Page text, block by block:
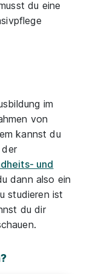
du eine
im
von
kannst du
der
und
dann also ein
studieren ist
du dir